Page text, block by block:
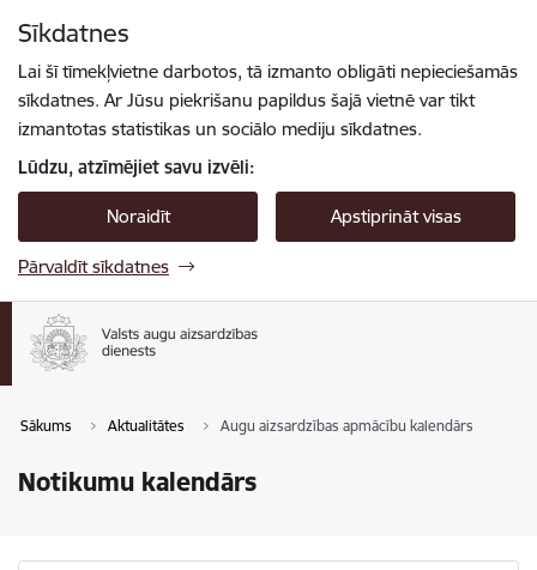
Sīkdatnes
Lai šī tīmekļvietne darbotos, tā izmanto obligāti nepieciešamās
sīkdatnes. Ar Jūsu piekrišanu papildus šajā vietnē var tikt
izmantotas statistikas un sociālo mediju sīkdatnes.
Lūdzu, atzīmējiet savu izvēli:
Noraidīt Apstiprināt visas
Pārvaldīt sīkdatnes
Sākums Aktualitātes Augu aizsardzības apmācību kalendārs
Notikumu kalendārs